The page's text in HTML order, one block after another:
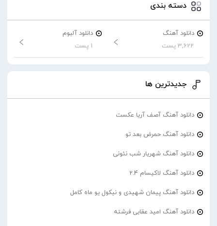
دسته بندی
دانلود آهنگ
3,622 پست
دانلود آلبوم
1 پست
جدیدترین ها
دانلود آهنگ آصف آریا عکست
دانلود آهنگ حمرض بعد تو
دانلود آهنگ شهریار شب نئونی
دانلود آهنگ لاکیسام 2.4
دانلود آهنگ پیمان شهیدی و نیکول یو ماه کامل
دانلود آهنگ امید عقابی فرشته